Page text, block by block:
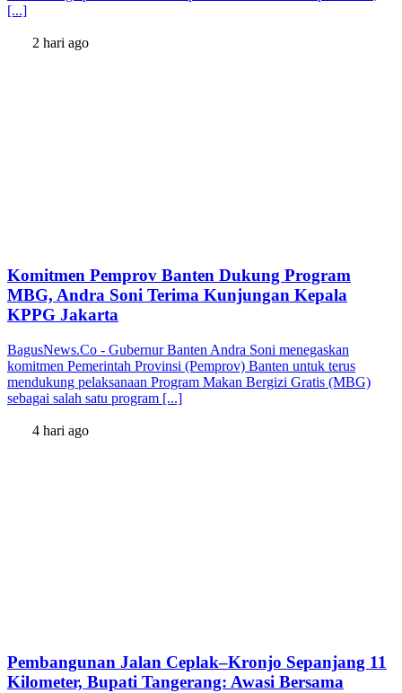
[...]
2 hari ago
Komitmen Pemprov Banten Dukung Program
MBG, Andra Soni Terima Kunjungan Kepala
KPPG Jakarta
BagusNews.Co - Gubernur Banten Andra Soni menegaskan
komitmen Pemerintah Provinsi (Pemprov) Banten untuk terus
mendukung pelaksanaan Program Makan Bergizi Gratis (MBG)
sebagai salah satu program [...]
4 hari ago
Pembangunan Jalan Ceplak–Kronjo Sepanjang 11
Kilometer, Bupati Tangerang: Awasi Bersama